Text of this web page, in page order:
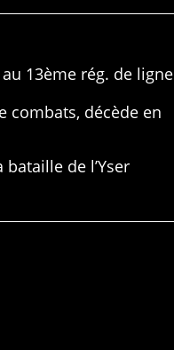
au 13ème rég. de ligne
combats, décède en
de l’Yser